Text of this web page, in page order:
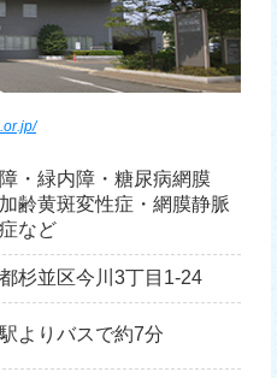
・緑内障・糖尿病網膜
齢黄斑変性症・網膜静脈
など
杉並区今川3丁目1-24
よりバスで約7分